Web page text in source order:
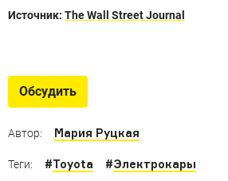
Источник: The Wall Street Journal
Электрические автомобили с
Обсудить
Автор: Мария Руцкая
Теги: #Toyota #Электрокары